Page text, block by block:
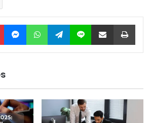
Pinterest Messenger WhatsApp Telegram Line Share via Email